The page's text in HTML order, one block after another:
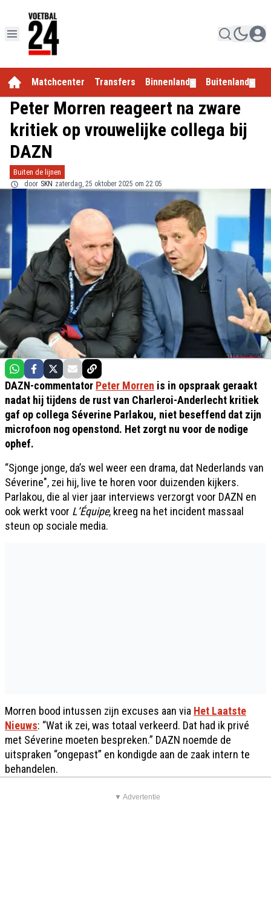
Matchcenter Transfers Binnenland Buitenland
Peter Morren reageert na zware
kritiek op vrouwelijke collega bij
DAZN
Buiten de lijnen
door SKN zaterdag, 25 oktober 2025 om 22:05
DAZN-commentator Peter Morren is in opspraak geraakt
nadat hij tijdens de rust van Charleroi-Anderlecht kritiek
gaf op collega Séverine Parlakou, niet beseffend dat zijn
microfoon nog openstond. Het zorgt nu voor de nodige
ophef.
“Sjonge jonge, da’s wel weer een drama, dat Nederlands van
Séverine", zei hij, live te horen voor duizenden kijkers.
Parlakou, die al vier jaar interviews verzorgt voor DAZN en
ook werkt voor L’Équipe, kreeg na het incident massaal
steun op sociale media.
Morren bood intussen zijn excuses aan via Het Laatste
Nieuws: “Wat ik zei, was totaal verkeerd. Dat had ik privé
met Séverine moeten bespreken.” DAZN noemde de
uitspraken “ongepast” en kondigde aan de zaak intern te
behandelen.
▼ Advertentie